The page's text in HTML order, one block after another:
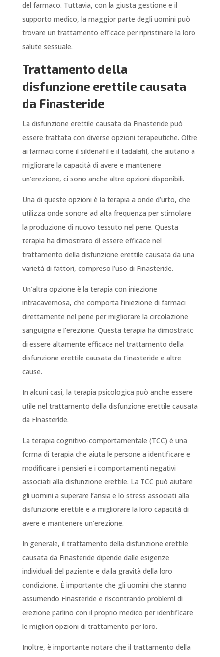
del farmaco. Tuttavia, con la giusta gestione e il
supporto medico, la maggior parte degli uomini può
trovare un trattamento efficace per ripristinare la loro
salute sessuale.
Trattamento della
disfunzione erettile causata
da Finasteride
La disfunzione erettile causata da Finasteride può
essere trattata con diverse opzioni terapeutiche. Oltre
ai farmaci come il sildenafil e il tadalafil, che aiutano a
migliorare la capacità di avere e mantenere
un’erezione, ci sono anche altre opzioni disponibili.
Una di queste opzioni è la terapia a onde d’urto, che
utilizza onde sonore ad alta frequenza per stimolare
la produzione di nuovo tessuto nel pene. Questa
terapia ha dimostrato di essere efficace nel
trattamento della disfunzione erettile causata da una
varietà di fattori, compreso l’uso di Finasteride.
Un’altra opzione è la terapia con iniezione
intracavernosa, che comporta l’iniezione di farmaci
direttamente nel pene per migliorare la circolazione
sanguigna e l’erezione. Questa terapia ha dimostrato
di essere altamente efficace nel trattamento della
disfunzione erettile causata da Finasteride e altre
cause.
In alcuni casi, la terapia psicologica può anche essere
utile nel trattamento della disfunzione erettile causata
da Finasteride.
La terapia cognitivo-comportamentale (TCC) è una
forma di terapia che aiuta le persone a identificare e
modificare i pensieri e i comportamenti negativi
associati alla disfunzione erettile. La TCC può aiutare
gli uomini a superare l’ansia e lo stress associati alla
disfunzione erettile e a migliorare la loro capacità di
avere e mantenere un’erezione.
In generale, il trattamento della disfunzione erettile
causata da Finasteride dipende dalle esigenze
individuali del paziente e dalla gravità della loro
condizione. È importante che gli uomini che stanno
assumendo Finasteride e riscontrando problemi di
erezione parlino con il proprio medico per identificare
le migliori opzioni di trattamento per loro.
Inoltre, è importante notare che il trattamento della